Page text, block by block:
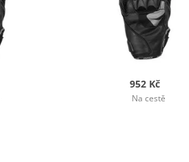
952 Kč
Na cestě